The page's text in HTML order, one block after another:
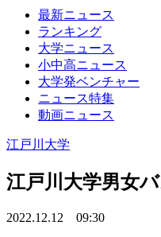
最新ニュース
ランキング
大学ニュース
小中高ニュース
大学発ベンチャー
ニュース特集
動画ニュース
江戸川大学
江戸川大学男女
2022.12.12 09:30